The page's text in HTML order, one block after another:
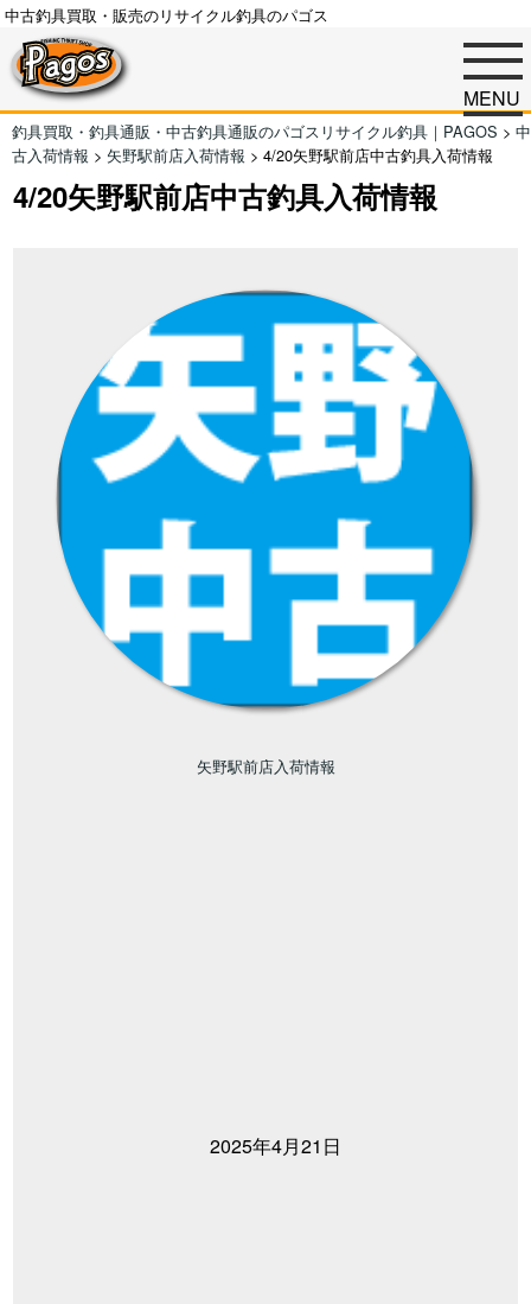
中古釣具買取・販売のリサイクル釣具のパゴス
MENU
釣具買取・釣具通販・中古釣具通販のパゴスリサイクル釣具｜PAGOS > 中
古入荷情報 > 矢野駅前店入荷情報 > 4/20矢野駅前店中古釣具入荷情報
4/20矢野駅前店中古釣具入荷情報
矢野駅前店入荷情報
2025年4月21日